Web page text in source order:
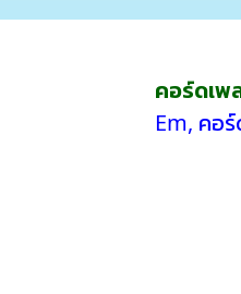
คอร์ดเพ
Em, คอ